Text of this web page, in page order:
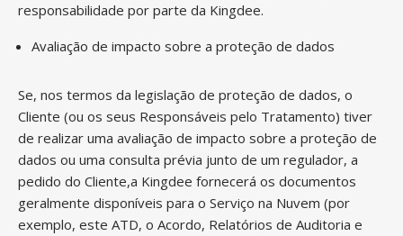
responsabilidade por parte da Kingdee.
Avaliação de impacto sobre a proteção de dados
Se, nos termos da legislação de proteção de dados, o
Cliente (ou os seus Responsáveis pelo Tratamento) tiver
de realizar uma avaliação de impacto sobre a proteção de
dados ou uma consulta prévia junto de um regulador, a
pedido do Cliente,a Kingdee fornecerá os documentos
geralmente disponíveis para o Serviço na Nuvem (por
exemplo, este ATD, o Acordo, Relatórios de Auditoria e